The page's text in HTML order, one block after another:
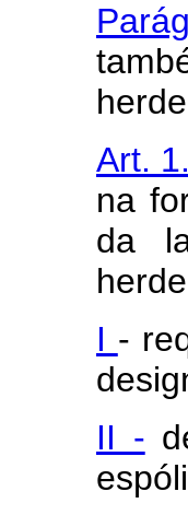
Art.
na
da
I -
II -